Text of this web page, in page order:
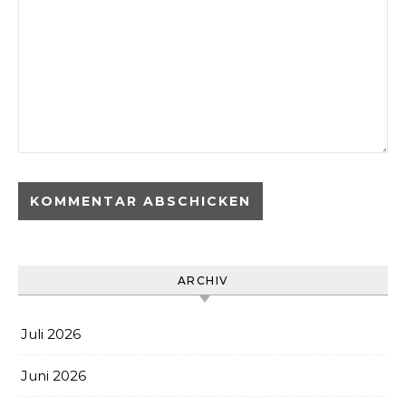
ARCHIV
Juli 2026
Juni 2026